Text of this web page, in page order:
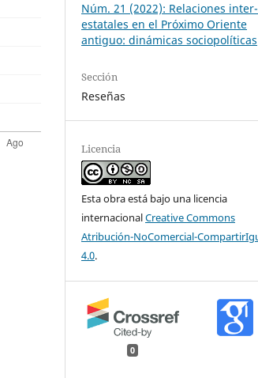
Núm. 21 (2022): Relaciones inter-
estatales en el Próximo Oriente
antiguo: dinámicas sociopolíticas
Sección
Reseñas
Licencia
Esta obra está bajo una licencia
internacionalCreative Commons
Atribución-NoComercial-
4.0.
0